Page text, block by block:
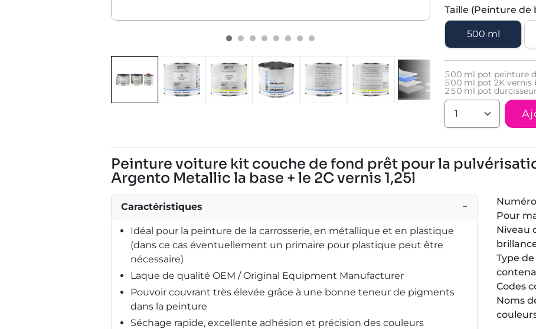
Taille (Peinture de
500 ml
500 ml pot peinture
500 ml pot 2K vernis
250 ml pot
Peinture voiture kit couche de fond prêt pour la
Argento Metallic la base + le 2C vernis 1,25l
Caractéristiques −
Idéal pour la peinture de la carrosserie, en métallique et en plastique
(dans ce cas éventuellement un primaire pour plastique peut être
nécessaire)
Laque de qualité OEM / Original Equipment Manufacturer
Pouvoir couvrant très élevée grâce à une bonne teneur de pigments
dans la peinture
Séchage rapide, excellente adhésion et précision des couleurs
Pour
Niveau
Type de
Codes
Noms